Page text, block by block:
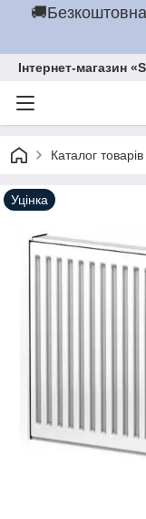
Інтернет-магазин
Каталог товарів
Уцінка